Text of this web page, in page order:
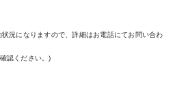
況になりますので、詳細はお電話にてお問い合わ
認ください。)